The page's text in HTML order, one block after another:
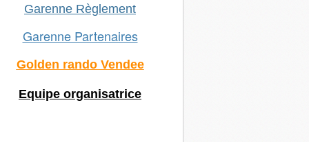
Garenne Règlement
Garenne Partenaires
Golden rando Vendee
Equipe organisatrice